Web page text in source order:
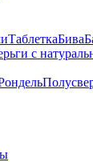
ТаблеткаБива
с